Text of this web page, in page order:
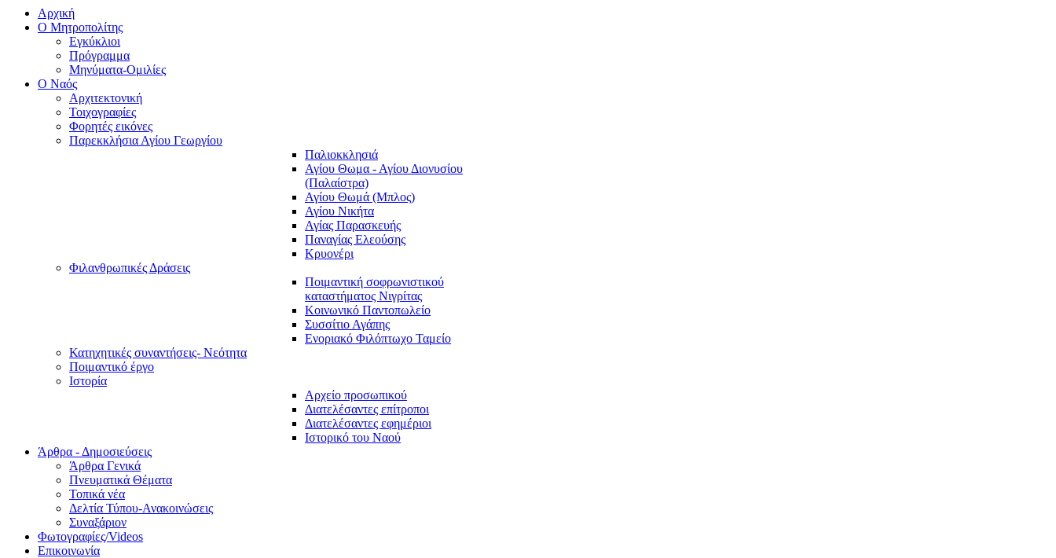
Αρχική
Ο Μητροπολίτης
Εγκύκλιοι
Πρόγραμμα
Μηνύματα-Ομιλίες
O Ναός
Αρχιτεκτονική
Τοιχογραφίες
Φορητές εικόνες
Παρεκκλήσια Αγίου Γεωργίου
Παλιοκκλησιά
Αγίου Θωμα - Αγίου Διονυσίου
(Παλαίστρα)
Αγίου Θωμά (Μπλος)
Αγίου Νικήτα
Αγίας Παρασκευής
Παναγίας Ελεούσης
Κρυονέρι
Φιλανθρωπικές Δράσεις
Ποιμαντική σοφρωνιστικού
καταστήματος Νιγρίτας
Κοινωνικό Παντοπωλείο
Συσσίτιο Αγάπης
Ενοριακό Φιλόπτωχο Ταμείο
Κατηχητικές συναντήσεις- Νεότητα
Ποιμαντικό έργο
Ιστορία
Αρχείο προσωπικού
Διατελέσαντες επίτροποι
Διατελέσαντες εφημέριοι
Ιστορικό του Ναού
Άρθρα - Δημοσιεύσεις
Άρθρα Γενικά
Πνευματικά Θέματα
Τοπικά νέα
Δελτία Τύπου-Ανακοινώσεις
Συναξάριον
Φωτογραφίες/Videos
Επικοινωνία